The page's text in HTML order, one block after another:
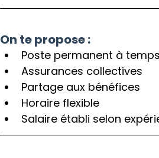
On te propose :
Poste permanent à
Assurances collectives
Partage aux bénéfices
Horaire flexible
Salaire établi selon